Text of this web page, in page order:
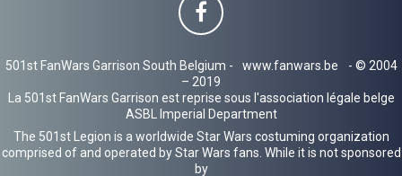
501st FanWars Garrison South Belgium - www.fanwars.be
- © 2004
– 2019
La 501st FanWars Garrison est reprise sous l'association légale belge
ASBL Imperial Department
The 501st Legion is a worldwide Star Wars costuming organization
comprised of and operated by Star Wars fans. While it is not sponsored
by